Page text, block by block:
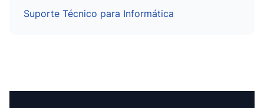
Suporte Técnico para Informática